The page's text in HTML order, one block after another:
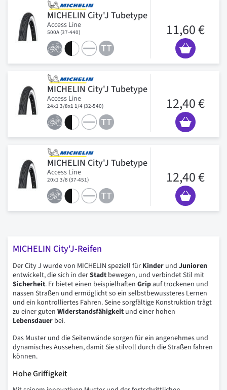
MICHELIN City'J Tubetype
Access Line
500A (37-440) 11,60 €
MICHELIN City'J Tubetype
Access Line
24x1 3/8x1 1/4 (32-540) 12,40 €
MICHELIN City'J Tubetype
Access Line
20x1 3/8 (37-451) 12,40 €
MICHELIN City'J-Reifen
Der City J wurde von MICHELIN speziell für Kinder und Junioren
entwickelt, die sich in derStadt bewegen, und verbindet Stil mit
Sicherheit. Er bietet einen beispielhaften Gripauf trockenen und
nassen Straßen und ermöglicht so ein selbstbewussteres Lernen
und ein kontrolliertes Fahren. Seine sorgfältige Konstruktion trägt
zu einer guten Widerstandsfähigkeit und einer hohen
Lebensdauer bei.
Das Muster und die Seitenwände sorgen für ein angenehmes und
dynamisches Aussehen, damit Sie stilvoll durch die Straßen fahren
können.
Hohe Griffigkeit